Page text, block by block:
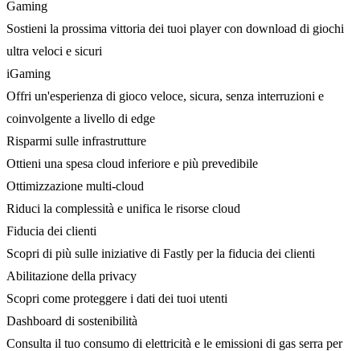
Gaming
Sostieni la prossima vittoria dei tuoi player con download di giochi
ultra veloci e sicuri
iGaming
Offri un'esperienza di gioco veloce, sicura, senza interruzioni e
coinvolgente a livello di edge
Risparmi sulle infrastrutture
Ottieni una spesa cloud inferiore e più prevedibile
Ottimizzazione multi-cloud
Riduci la complessità e unifica le risorse cloud
Fiducia dei clienti
Scopri di più sulle iniziative di Fastly per la fiducia dei clienti
Abilitazione della privacy
Scopri come proteggere i dati dei tuoi utenti
Dashboard di sostenibilità
Consulta il tuo consumo di elettricità e le emissioni di gas serra per